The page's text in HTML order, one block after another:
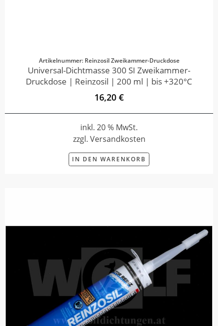
Artikelnummer: Reinzosil Zweikammer-Druckdose
Universal-Dichtmasse 300 SI Zweikammer-
Druckdose | Reinzosil | 200 ml | bis +320°C
16,20 €
inkl. 20 % MwSt.
zzgl. Versandkosten
IN DEN WARENKORB